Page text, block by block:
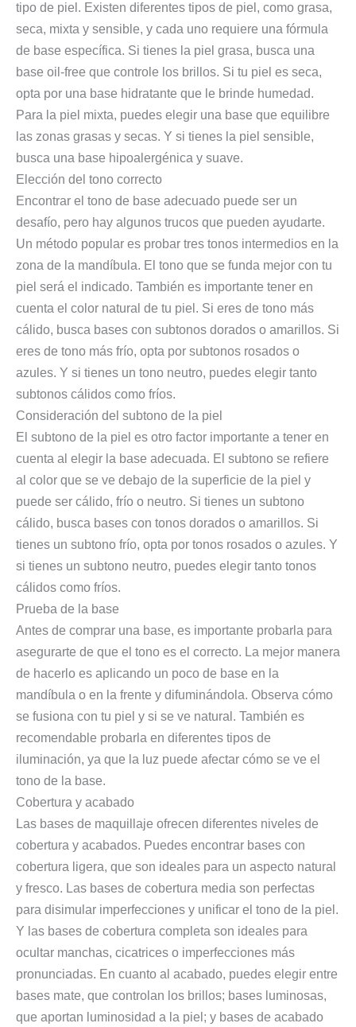
tipo de piel. Existen diferentes tipos de piel, como grasa,
seca, mixta y sensible, y cada uno requiere una fórmula
de base específica. Si tienes la piel grasa, busca una
base oil-free que controle los brillos. Si tu piel es seca,
opta por una base hidratante que le brinde humedad.
Para la piel mixta, puedes elegir una base que equilibre
las zonas grasas y secas. Y si tienes la piel sensible,
busca una base hipoalergénica y suave.
Elección del tono correcto
Encontrar el tono de base adecuado puede ser un
desafío, pero hay algunos trucos que pueden ayudarte.
Un método popular es probar tres tonos intermedios en la
zona de la mandíbula. El tono que se funda mejor con tu
piel será el indicado. También es importante tener en
cuenta el color natural de tu piel. Si eres de tono más
cálido, busca bases con subtonos dorados o amarillos. Si
eres de tono más frío, opta por subtonos rosados o
azules. Y si tienes un tono neutro, puedes elegir tanto
subtonos cálidos como fríos.
Consideración del subtono de la piel
El subtono de la piel es otro factor importante a tener en
cuenta al elegir la base adecuada. El subtono se refiere
al color que se ve debajo de la superficie de la piel y
puede ser cálido, frío o neutro. Si tienes un subtono
cálido, busca bases con tonos dorados o amarillos. Si
tienes un subtono frío, opta por tonos rosados o azules. Y
si tienes un subtono neutro, puedes elegir tanto tonos
cálidos como fríos.
Prueba de la base
Antes de comprar una base, es importante probarla para
asegurarte de que el tono es el correcto. La mejor manera
de hacerlo es aplicando un poco de base en la
mandíbula o en la frente y difuminándola. Observa cómo
se fusiona con tu piel y si se ve natural. También es
recomendable probarla en diferentes tipos de
iluminación, ya que la luz puede afectar cómo se ve el
tono de la base.
Cobertura y acabado
Las bases de maquillaje ofrecen diferentes niveles de
cobertura y acabados. Puedes encontrar bases con
cobertura ligera, que son ideales para un aspecto natural
y fresco. Las bases de cobertura media son perfectas
para disimular imperfecciones y unificar el tono de la piel.
Y las bases de cobertura completa son ideales para
ocultar manchas, cicatrices o imperfecciones más
pronunciadas. En cuanto al acabado, puedes elegir entre
bases mate, que controlan los brillos; bases luminosas,
que aportan luminosidad a la piel; y bases de acabado